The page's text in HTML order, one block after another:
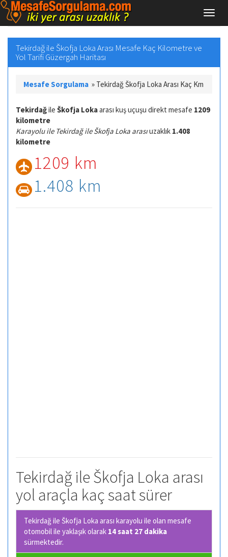
Tekirdağ ile Škofja Loka Arası Mesafe Kaç Kilometre ve
Yol Tarifi Güzergah Haritası
Mesafe Sorgulama » Tekirdağ Škofja Loka Arası Kaç Km
Tekirdağile Škofja Lokaarası kuş uçuşu direkt mesafe 1209
kilometre
Karayolu ile Tekirdağ ile Škofja Loka arasıuzaklık 1.408
kilometre
1209 km
1.408 km
Tekirdağ ile Škofja Loka arası
yol araçla kaç saat sürer
Tekirdağ ile Škofja Loka arası karayolu ile olan mesafe
otomobil ile yaklaşık olarak 14 saat 27 dakika
sürmektedir.